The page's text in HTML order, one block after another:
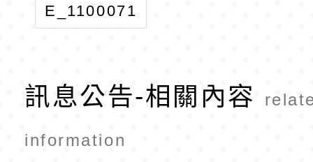
E_1100071
112_ATTAC
訊息公告-相關內容
information